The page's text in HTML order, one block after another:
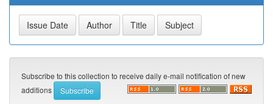
Subscribe to this collection to receive daily e-mail notification of new
additions